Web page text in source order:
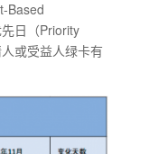
Based
日（Priority
或受益人绿卡有